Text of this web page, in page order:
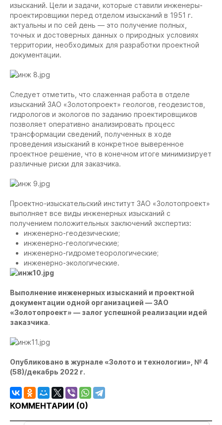
изысканий. Цели и задачи, которые ставили инженеры-
проектировщики перед отделом изысканий в 1951 г.
актуальны и по сей день — это получение полных,
точных и достоверных данных о природных условиях
территории, необходимых для разработки проектной
документации.
Следует отметить, что слаженная работа в отделе
изысканий ЗАО «Золотопроект» геологов, геодезистов,
гидрологов и экологов по заданию проектировщиков
позволяет оперативно анализировать процесс
трансформации сведений, полученных в ходе
проведения изысканий в конкретное выверенное
проектное решение, что в конечном итоге минимизирует
различные риски для заказчика.
Проектно-изыскательский институт ЗАО «Золотопроект»
выполняет все виды инженерных изысканий с
получением положительных заключений экспертиз:
инженерно-геодезические;
инженерно-геологические;
инженерно-гидрометеорологические;
инженерно-экологические.
Выполнение инженерных изысканий и проектной
документации одной организацией — ЗАО
«Золотопроект» — залог успешной реализации идей
заказчика.
Опубликовано в журнале «Золото и технологии», № 4
(58)/декабрь 2022 г.
КОММЕНТАРИИ (0)